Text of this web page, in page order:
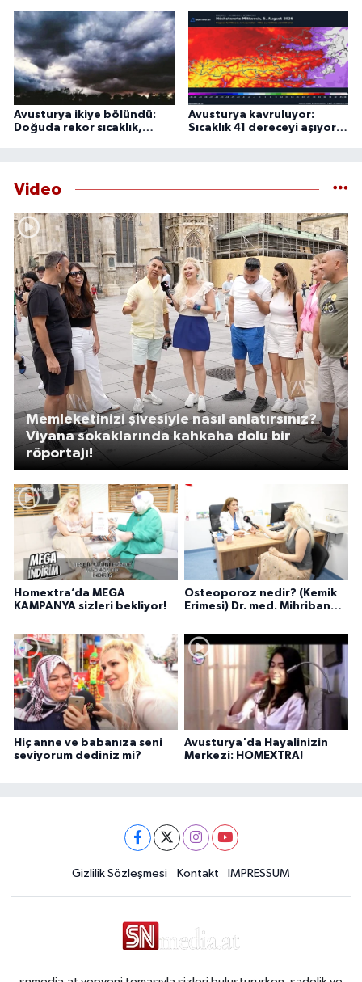
çekilmeyeceğini söyledi.
Avusturya ikiye bölündü:
Doğuda rekor sıcaklık,
Avusturya kavruluyor:
Sıcaklık 41 dereceyi aşıyor,
Video
Homextra’da MEGA
KAMPANYA sizleri bekliyor!
Osteoporoz nedir? (Kemik
Erimesi) Dr. med. Mihriban
Memleketinizi şivesiyle nasıl anlatırsınız?
Viyana sokaklarında kahkaha dolu bir
röportajı!
Hiç anne ve babanıza seni
seviyorum dediniz mi?
Avusturya'da Hayalinizin
Merkezi: HOMEXTRA!
Gizlilik Sözleşmesi Kontakt IMPRESSUM